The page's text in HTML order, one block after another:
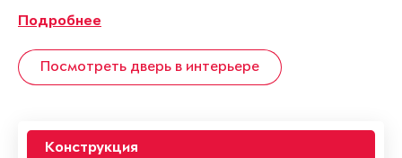
Подробнее
Посмотреть дверь в интерьере
Конструкция